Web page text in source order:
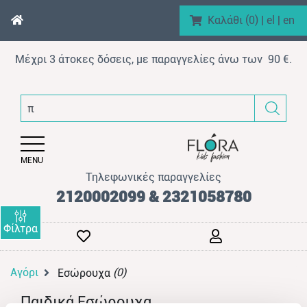
Καλάθι (0) | el | en
(Κορίτσι)
(Βρεφικό)
(AΞEΣOYAP)
(Brand)
(Προϊόντα)
Μέχρι 3 άτοκες δόσεις, με παραγγελίες άνω των 90 €.
π.
MENU
Τηλεφωνικές παραγγελίες
2120002099 & 2321058780
Αγόρι Εσώρουχα (0)
Φίλτρα
Παιδικά Εσώρουχα